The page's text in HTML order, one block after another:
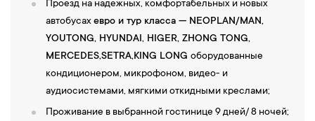
Проезд на надежных, комфортабельных и новых
автобусахевро и тур класса — NEOPLAN/MAN,
YOUTONG, HYUNDAI, НIGER, ZHONG TONG,
MERCEDES,SETRA,KING LONG оборудованные
кондиционером, микрофоном, видео- и
аудиосистемами, мягкими откидными креслами;
Проживание в выбранной гостинице 9 дней/ 8 ночей;